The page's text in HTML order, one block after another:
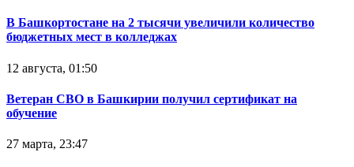
В Башкортостане на 2 тысячи увеличили количество
бюджетных мест в колледжах
12 августа, 01:50
Ветеран СВО в Башкирии получил сертификат на
обучение
27 марта, 23:47